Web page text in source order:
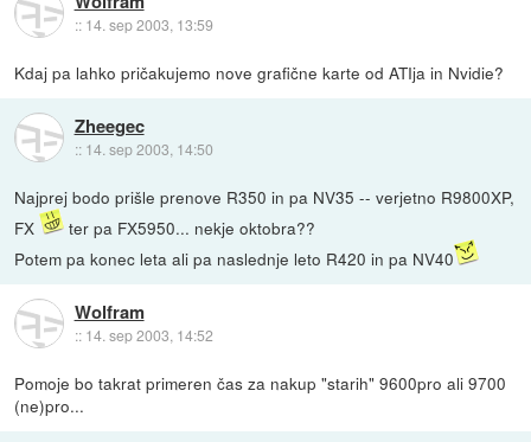
:: 14. sep 2003, 13:59
Kdaj pa lahko pričakujemo nove grafične karte od ATIja in Nvidie?
Zheegec
:: 14. sep 2003, 14:50
Najprej bodo prišle prenove R350 in pa NV35 -- verjetno R9800XP,
FX
ter pa FX5950... nekje oktobra??
Potem pa konec leta ali pa naslednje leto R420 in pa NV40
Wolfram
:: 14. sep 2003, 14:52
Pomoje bo takrat primeren čas za nakup "starih" 9600pro ali 9700
(ne)pro...